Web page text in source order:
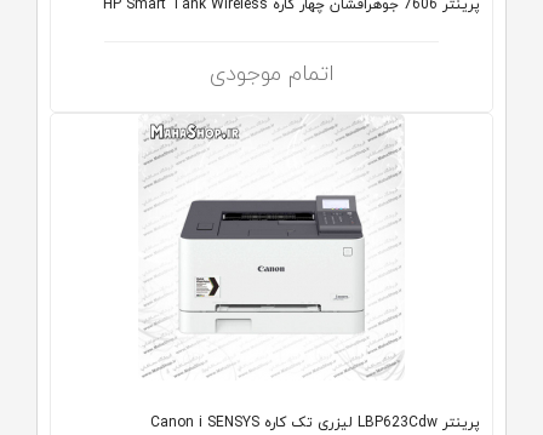
پرینتر 7606 جوهرافشان چهار کاره HP Smart Tank Wireless
اتمام موجودی
پرینتر LBP623Cdw لیزری تک کاره Canon i SENSYS